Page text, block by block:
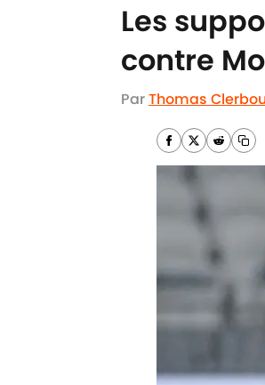
Les
contre
ParThomas